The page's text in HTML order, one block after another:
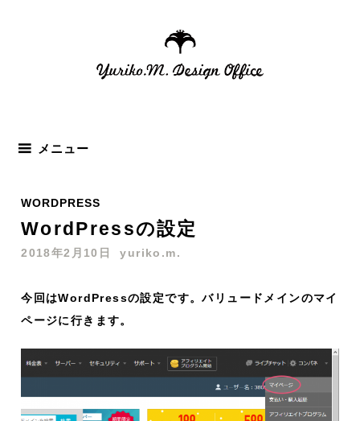
ス
メニュー
WORDPRESS
WordPressの設定
2018年2月10日 yuriko.m.
今回はWordPressの設定です。バリュードメインのマイ
ページに行きます。